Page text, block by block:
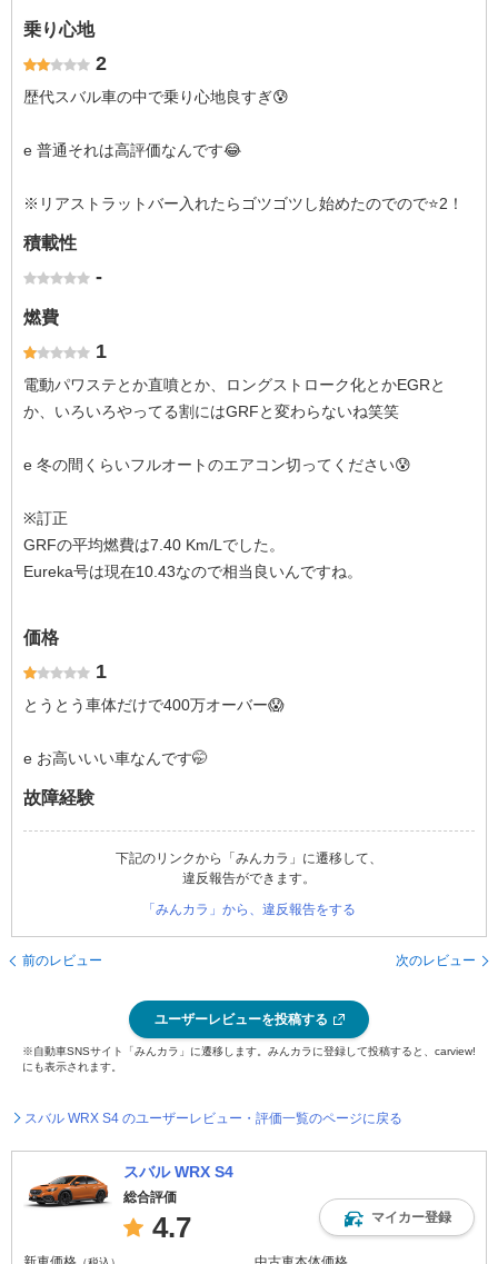
乗り心地
2
歴代スバル車の中で乗り心地良すぎ😰
e 普通それは高評価なんです😂
※リアストラットバー入れたらゴツゴツし始めたのでので⭐2！
積載性
-
燃費
1
電動パワステとか直噴とか、ロングストローク化とかEGRと
か、いろいろやってる割にはGRFと変わらないね笑笑
e 冬の間くらいフルオートのエアコン切ってください😰
※訂正
GRFの平均燃費は7.40 Km/Lでした。
Eureka号は現在10.43なので相当良いんですね。
価格
1
とうとう車体だけで400万オーバー😱
e お高いいい車なんです🤭
故障経験
下記のリンクから「みんカラ」に遷移して、
違反報告ができます。
「みんカラ」から、違反報告をする
前のレビュー 次のレビュー
ユーザーレビューを投稿する
※自動車SNSサイト「みんカラ」に遷移します。みんカラに登録して投稿すると、carview!
にも表示されます。
スバル WRX S4 のユーザーレビュー・評価一覧のページに戻る
スバル WRX S4
総合評価
4.7 マイカー登録